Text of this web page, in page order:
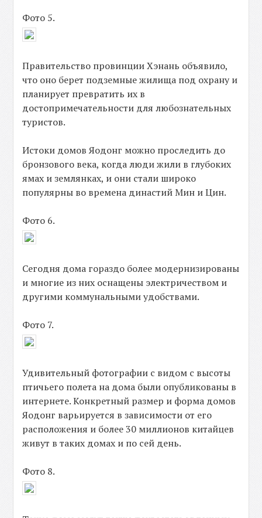
Фото 5.
Правительство провинции Хэнань объявило,
что оно берет подземные жилища под охрану и
планирует превратить их в
достопримечательности для любознательных
туристов.
Истоки домов Яодонг можно проследить до
бронзового века, когда люди жили в глубоких
ямах и землянках, и они стали широко
популярны во времена династий Мин и Цин.
Фото 6.
Сегодня дома гораздо более модернизированы
и многие из них оснащены электричеством и
другими коммунальными удобствами.
Фото 7.
Удивительный фотографии с видом с высоты
птичьего полета на дома были опубликованы в
интернете. Конкретный размер и форма домов
Яодонг варьируется в зависимости от его
расположения и более 30 миллионов китайцев
живут в таких домах и по сей день.
Фото 8.